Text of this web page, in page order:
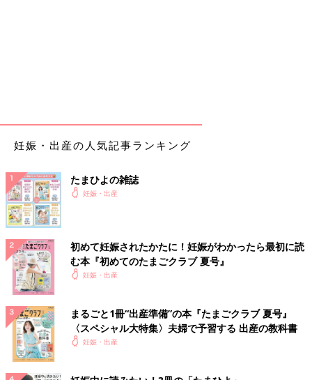
妊娠・出産の人気記事ランキング
たまひよの雑誌
妊娠・出産
初めて妊娠されたかたに！妊娠がわかったら最初に読
む本『初めてのたまごクラブ 夏号』
妊娠・出産
まるごと1冊“出産準備”の本『たまごクラブ 夏号』
〈スペシャル大特集〉夫婦で予習する 出産の教科書
妊娠・出産